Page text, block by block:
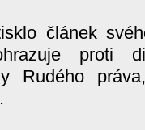
článek
proti
Rudého